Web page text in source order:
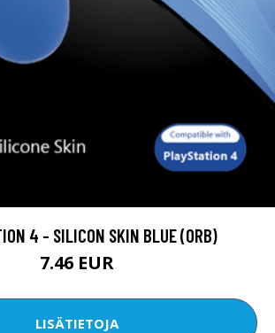
4 - SILICON SKIN BLUE (ORB)
7.46 EUR
LISÄTIETOJA